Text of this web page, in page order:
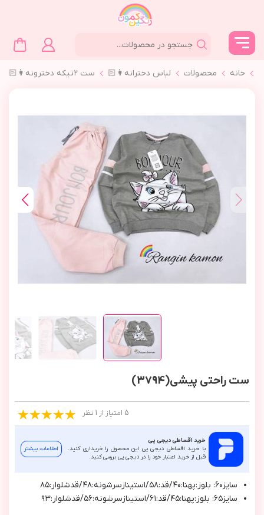
خانه محصولات لباس دخترانه👩🏻 ست ٢تیکه دخترونه👩🏻
ست راحتی پیشی(3794)
5 امتیاز از 1 نظر
خرید اقساطی دیجی پی
با خرید اقساطی دیجی پی این محصول را خریداری کنید.
قبل از خرید اعتبار خود را در دیجی پی بررسی کنید.
اطلاعات بیشتر
سايز٦٠: بلوز:پهنا:٤٠/قد:٥٨/استينازسرشونه:٤٨/قدشلوار:٨٥
سايز٦٥: بلوز:پهنا:٤٥/قد:٦١/استينازسرشونه:٥٦/قدشلوار:٩٣